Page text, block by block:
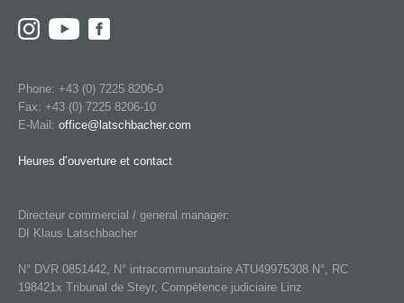
Phone: +43 (0) 7225 8206-0
Fax: +43 (0) 7225 8206-10
E-Mail: office@latschbacher.com
Heures d’ouverture et contact
Directeur commercial / general manager:
DI Klaus Latschbacher
N° DVR 0851442, N° intracommunautaire ATU49975308 N°, RC
198421x Tribunal de Steyr, Compétence judiciaire Linz